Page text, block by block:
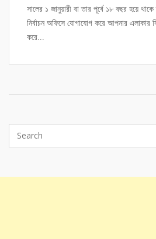
সালের ১ জানুয়ারী বা তার পূর্বে ১৮ বছর হয়ে
নির্বাচন অফিসে যোগাযোগ করে আপনার
করে...